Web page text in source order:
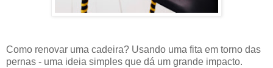
Como renovar uma cadeira? Usando uma fita em torno das
pernas - uma ideia simples que dá um grande impacto.